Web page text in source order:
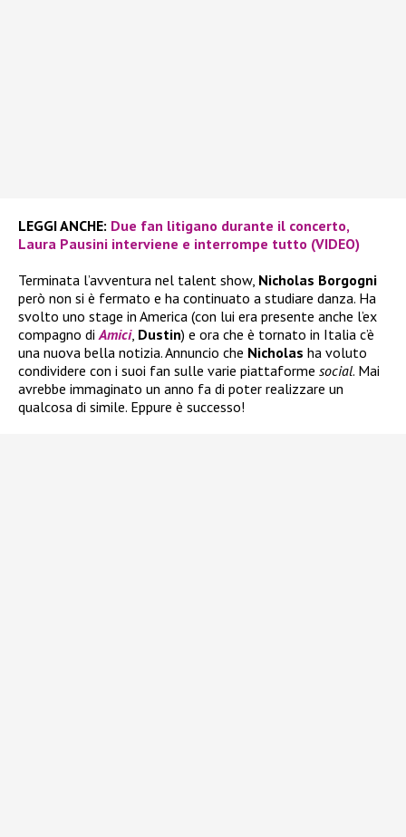
LEGGI ANCHE: Due fan litigano durante il concerto,
Laura Pausini interviene e interrompe tutto (VIDEO)
Terminata l’avventura nel talent show, Nicholas Borgogni
però non si è fermato e ha continuato a studiare danza. Ha
svolto uno stage in America (con lui era presente anche l’ex
compagno diAmici, Dustin) e ora che è tornato in Italia c’è
una nuova bella notizia. Annuncio che Nicholas ha voluto
condividere con i suoi fan sulle varie piattaforme social. Mai
avrebbe immaginato un anno fa di poter realizzare un
qualcosa di simile. Eppure è successo!